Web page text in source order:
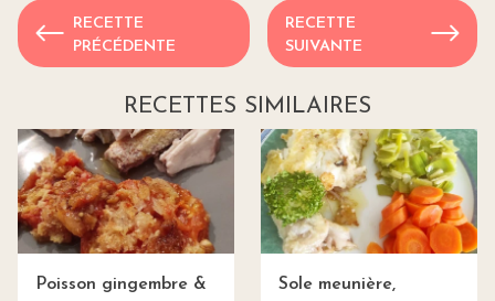
RECETTE
PRÉCÉDENTE
RECETTE
SUIVANTE
RECETTES SIMILAIRES
Poisson gingembre &
Sole meunière,